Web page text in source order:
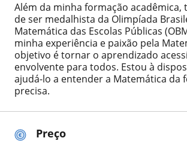
Preço
Além da minha formação acadêmica,
de ser medalhista da Olimpíada
Matemática das Escolas Públicas
minha experiência e paixão pela
objetivo é tornar o aprendizado
envolvente para todos. Estou à
ajudá-lo a entender a Matemática da
precisa.